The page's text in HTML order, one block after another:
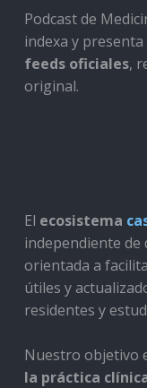
Podcast de
indexa y
feeds oficiales,
original.
El ecosistema
independiente de
orientada a
útiles y
residentes y
Nuestro objetivo
la práctica